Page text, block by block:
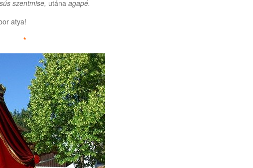
szentmise, utána agapé.
atya!
*